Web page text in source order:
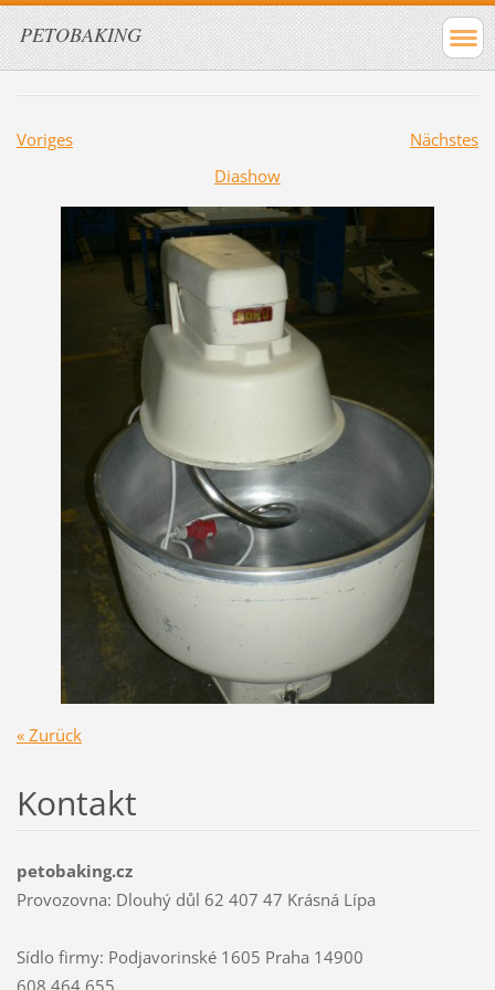
PETOBAKING
Voriges
Nächstes
Diashow
« Zurück
Kontakt
petobaking.cz
Provozovna: Dlouhý důl 62 407 47 Krásná Lípa
Sídlo firmy: Podjavorinské 1605 Praha 14900
608 464 655